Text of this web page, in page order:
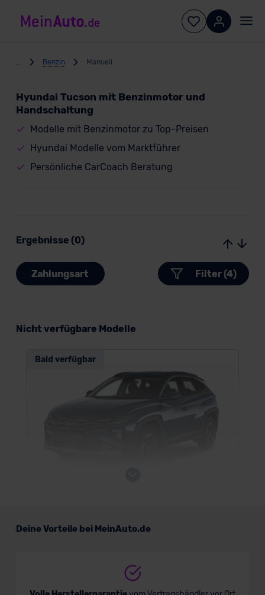
Benzin Manuell
Hyundai Tucson mit Benzinmotor und
Handschaltung
Modelle mit Benzinmotor zu Top-Preisen
Hyundai Modelle vom Marktführer
Persönliche CarCoach Beratung
Ergebnisse (0)
Zahlungsart Filter (4)
Nicht verfügbare Modelle
Bald verfügbar
Deine Vorteile bei MeinAuto.de